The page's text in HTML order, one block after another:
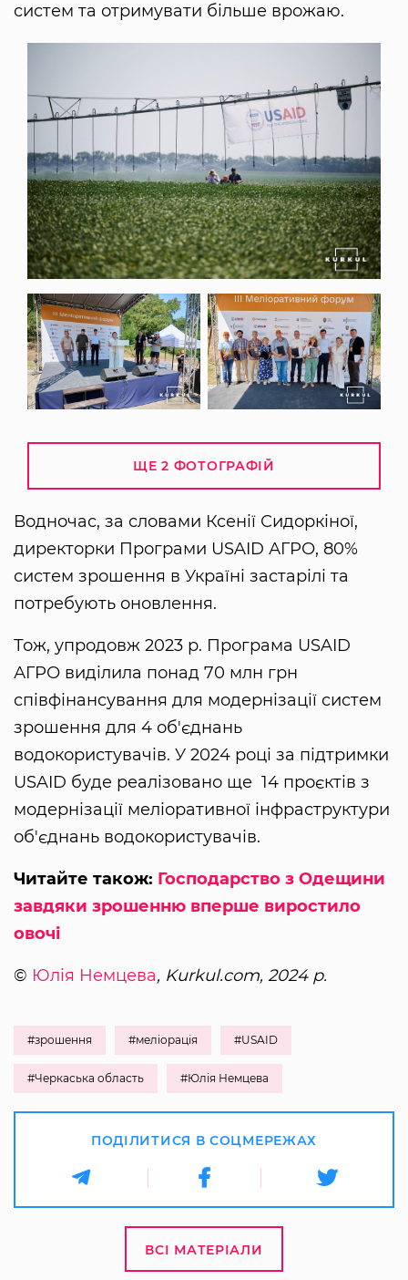
систем та отримувати більше врожаю.
ЩЕ 2 ФОТОГРАФІЙ
Водночас, за словами Ксенії Сидоркіної,
директорки Програми USAID АГРО, 80%
систем зрошення в Україні застарілі та
потребують оновлення.
Тож, упродовж 2023 р. Програма USAID
АГРО виділила понад 70 млн грн
співфінансування для модернізації систем
зрошення для 4 об'єднань
водокористувачів. У 2024 році за підтримки
USAID буде реалізовано ще 14 проєктів з
модернізації меліоративної інфраструктури
об'єднань водокористувачів.
Читайте також: Господарство з Одещини
завдяки зрошенню вперше виростило
овочі
© Юлія Немцева, Kurkul.com, 2024 р.
#зрошення #меліорація #USAID
#Черкаська область #Юлія Немцева
ПОДІЛИТИСЯ В СОЦМЕРЕЖАХ
ВСІ МАТЕРІАЛИ